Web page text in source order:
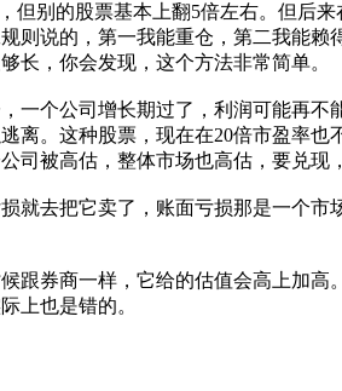
别的股票基本上翻5倍左右。但后
说的，第一我能重仓，第二我能赖
长，你会发现，这个方法非常简单。
个公司增长期过了，利润可能再不
。这种股票，现在在20倍市盈率
司被高估，整体市场也高估，要兑现
去把它卖了，账面亏损那是一个市
券商一样，它给的估值会高上加高
上也是错的。